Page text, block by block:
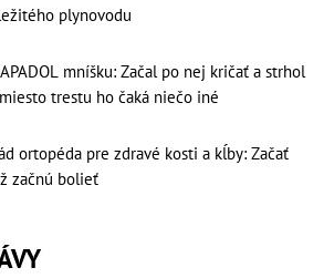
plynovodu
mníšku: Začal po nej kričať a strhol
trestu ho čaká niečo iné
ortopéda pre zdravé kosti a kĺby: Začať
začnú bolieť